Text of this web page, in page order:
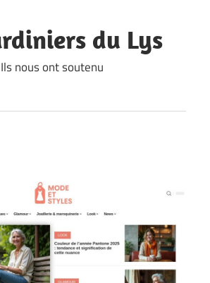
du Lys
Ils nous ont soutenu